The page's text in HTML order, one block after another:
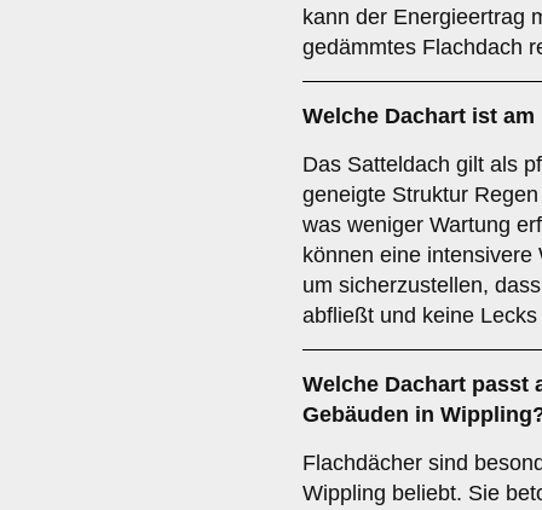
kann der Energieertrag
gedämmtes Flachdach
Welche Dachart ist
Das Satteldach gilt als
geneigte Struktur
was weniger Wartung
können eine
um sicherzustellen,
abfließt und keine
Welche Dachart passt
Gebäuden in
Flachdächer sind
Wippling beliebt. Sie